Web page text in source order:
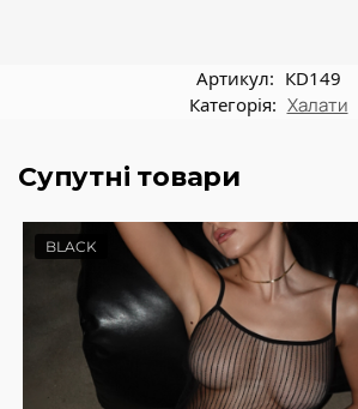
Артикул: КD149
Категорія: Халати
Супутні товари
BLACK